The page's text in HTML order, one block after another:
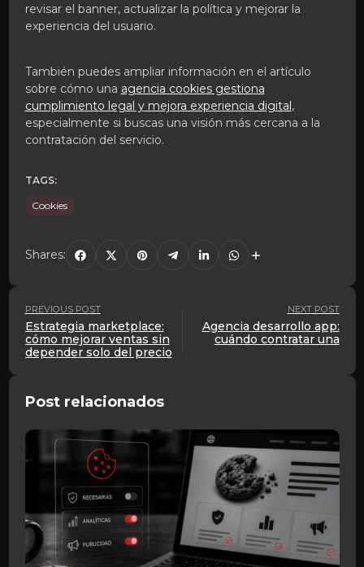
revisar el banner, actualizar la política y mejorar la
experiencia del usuario.
También puedes ampliar información en el artículo
sobre cómo una agencia cookies gestiona
cumplimiento legal y mejora experiencia digital,
especialmente si buscas una visión más cercana a la
contratación del servicio.
TAGS:
Cookies
Shares:
PREVIOUS POST
Estrategia marketplace:
cómo mejorar ventas sin
depender solo del precio
NEXT POST
Agencia desarrollo app:
cuándo contratar una
Post relacionados